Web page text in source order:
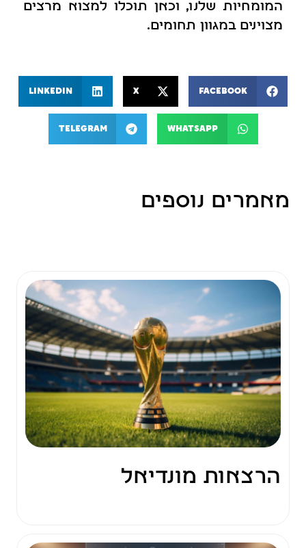
המומחיות שלנו, וכאן תוכלו למצוא מרצים
מצוינים במגוון תחומים.
Facebook
X
LinkedIn
WhatsApp
Telegram
מאמרים נוספים
הרצאות מונדיאל